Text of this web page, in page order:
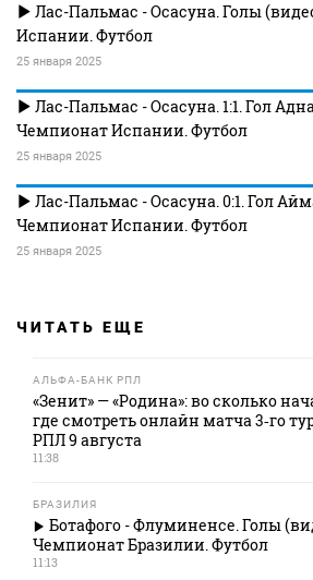
Лас-Пальмас - Осасуна. Голы
Испании. Футбол
25 января 2025
Лас-Пальмас - Осасуна. 1:1. Гол
Чемпионат Испании. Футбол
25 января 2025
Лас-Пальмас - Осасуна. 0:1. Гол
Чемпионат Испании. Футбол
25 января 2025
ЧИТАТЬ ЕЩЕ
АЛЬФА-БАНК РПЛ
«Зенит» — «Родина»: во сколько
где смотреть онлайн матча 3‑го
РПЛ 9 августа
11:38
БРАЗИЛИЯ
Ботафого - Флуминенсе. Голы
Чемпионат Бразилии. Футбол
11:13